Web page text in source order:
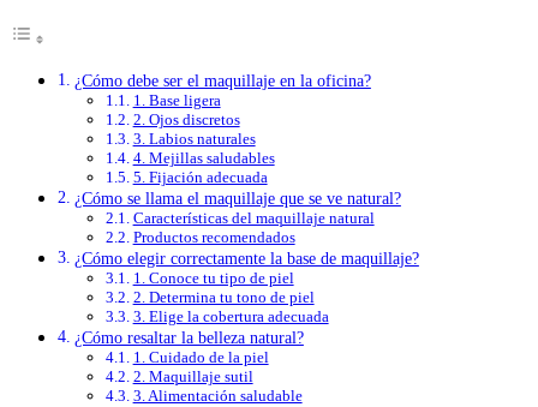
¿Cómo debe ser el maquillaje en la oficina?
1. Base ligera
2. Ojos discretos
3. Labios naturales
4. Mejillas saludables
5. Fijación adecuada
¿Cómo se llama el maquillaje que se ve natural?
Características del maquillaje natural
Productos recomendados
¿Cómo elegir correctamente la base de maquillaje?
1. Conoce tu tipo de piel
2. Determina tu tono de piel
3. Elige la cobertura adecuada
¿Cómo resaltar la belleza natural?
1. Cuidado de la piel
2. Maquillaje sutil
3. Alimentación saludable